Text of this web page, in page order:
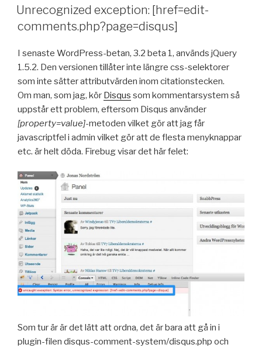
Unrecognized exception: [href=edit-
comments.php?page=disqus]
I senaste WordPress-betan, 3.2 beta 1, används jQuery
1.5.2. Den versionen tillåter inte längre css-selektorer
som inte sätter attributvärden inom citationstecken.
Om man, som jag, kör Disqus som kommentarsystem så
uppstår ett problem, eftersom Disqus använder
[property=value]-metoden vilket gör att jag får
javascriptfel i admin vilket gör att de flesta menyknappar
etc. är helt döda. Firebug visar det här felet:
Som tur är är det lätt att ordna, det är bara att gå in i
plugin-filen disqus-comment-system/disqus.php och